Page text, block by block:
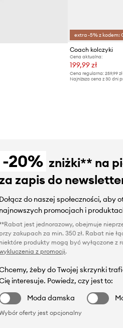
extra -5% z kodem:
Coach kolczyki
Cena aktualna:
199,99 zł
Cena regularna:259,99 zł
Najniższa cena z 30 dni
-20% zniżki** na
za zapis do
Dołącz do naszej społeczności, aby
najnowszych promocjach i
jest jednorazowy, obejmuje
przy zakupach za min. 350 zł. Rabat nie
niektóre produkty mogą być wyłączone z
z promocji.
żeby do Twojej skrzynki
interesuje. Powiedz, czy jest to:
Moda damska
oferty jest opcjonalny